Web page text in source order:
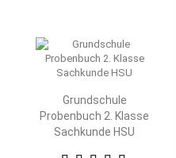
Grundschule
Probenbuch 2. Klasse
Sachkunde HSU